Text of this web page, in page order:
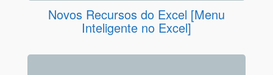
Novos Recursos do Excel [Menu
Inteligente no Excel]